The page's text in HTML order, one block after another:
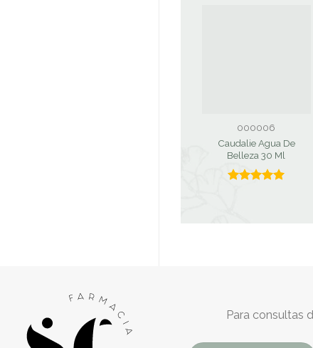
000006
Caudalie Agua De
Belleza 30 Ml
Para consultas